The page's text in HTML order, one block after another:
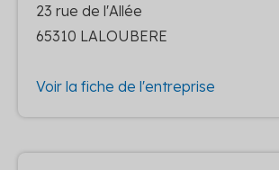
23 rue de l'Allée
65310 LALOUBERE
Voir la fiche de l'entreprise